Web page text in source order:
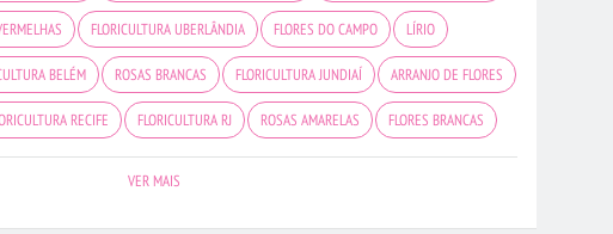
FLORICULTURA UBERLÂNDIA FLORES DO CAMPO LÍRIO
BELÉM ROSAS BRANCAS FLORICULTURA JUNDIAÍ ARRANJO DE FLORES
RECIFE FLORICULTURA RJ ROSAS AMARELAS FLORES BRANCAS
VER MAIS